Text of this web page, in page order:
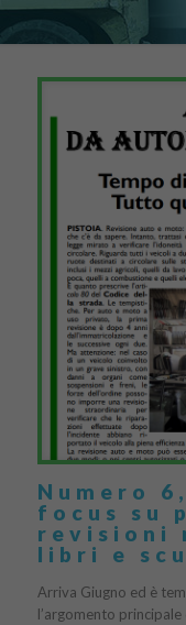
Numero
focus su
revisioni
libri e
Arriva Giugno ed è
l’argomento